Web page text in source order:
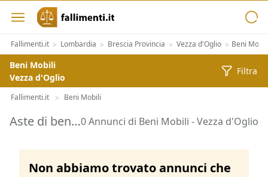
Fallimenti.it > Lombardia > Brescia Provincia > Vezza d'Oglio > Beni Mobili
Beni Mobili
Vezza d'Oglio
Filtra
Fallimenti.it > Beni Mobili
Aste di beni mobili Vezza d'Oglio0 Annunci di Beni Mobili - Vezza d'Oglio
Non abbiamo trovato annunci che